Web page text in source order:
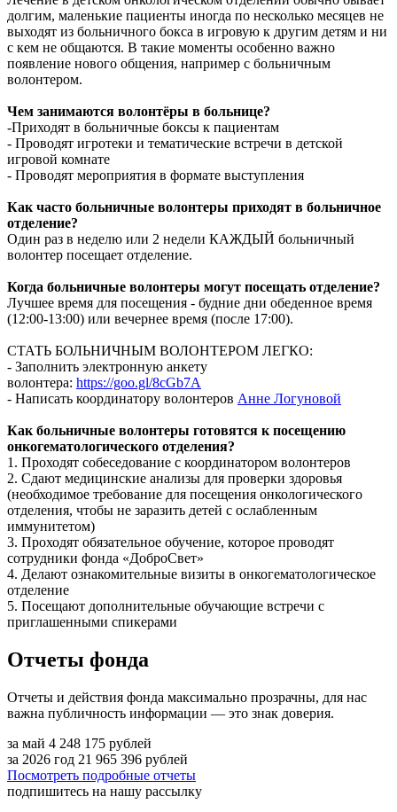
долгим, маленькие пациенты иногда по несколько месяцев не
выходят из больничного бокса в игровую к другим детям и ни
с кем не общаются. В такие моменты особенно важно
появление нового общения, например с больничным
волонтером.
Чем занимаются волонтёры в больнице?
-Приходят в больничные боксы к пациентам
- Проводят игротеки и тематические встречи в детской
игровой комнате
- Проводят мероприятия в формате выступления
Как часто больничные волонтеры приходят в больничное
отделение?
Один раз в неделю или 2 недели КАЖДЫЙ больничный
волонтер посещает отделение.
Когда больничные волонтеры могут посещать отделение?
Лучшее время для посещения - будние дни обеденное время
(12:00-13:00) или вечернее время (после 17:00).
СТАТЬ БОЛЬНИЧНЫМ ВОЛОНТЕРОМ ЛЕГКО:
- Заполнить электронную анкету
волонтера: https://goo.gl/8cGb7A
- Написать координатору волонтеров Анне Логуновой
Как больничные волонтеры готовятся к посещению
онкогематологического отделения?
1. Проходят собеседование с координатором волонтеров
2. Сдают медицинские анализы для проверки здоровья
(необходимое требование для посещения онкологического
отделения, чтобы не заразить детей с ослабленным
иммунитетом)
3. Проходят обязательное обучение, которое проводят
сотрудники фонда «ДоброСвет»
4. Делают ознакомительные визиты в онкогематологическое
отделение
5. Посещают дополнительные обучающие встречи с
приглашенными спикерами
Отчеты фонда
Отчеты и действия фонда максимально прозрачны, для нас
важна публичность информации — это знак доверия.
за май 4 248 175 рублей
за 2026 год 21 965 396 рублей
Посмотреть подробные отчеты
подпишитесь на нашу рассылку